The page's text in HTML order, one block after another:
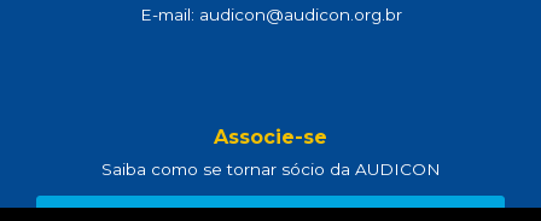
E-mail: audicon@audicon.org.br
Associe-se
Saiba como se tornar sócio da AUDICON